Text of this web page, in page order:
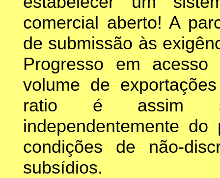
comercial aberto! A
de submissão às
Progresso em
volume de
ratio é assim
independentemente
condições de não-
subsídios.